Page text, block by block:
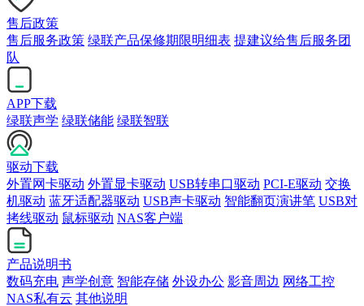
售后政策
售后服务政策 绿联产品保修期限明细表 提建议给售后服务团
队
APP下载
绿联声学 绿联储能 绿联智联
驱动下载
外置网卡驱动 外置显卡驱动 USB转串口驱动 PCI-E驱动 交换
机驱动 蓝牙适配器驱动 USB声卡驱动 智能翻页演讲笔 USB对
拷线驱动 鼠标驱动 NAS客户端
产品说明书
数码充电 声学创意 智能存储 外设办公 影音周边 网络工控
NAS私有云 其他说明